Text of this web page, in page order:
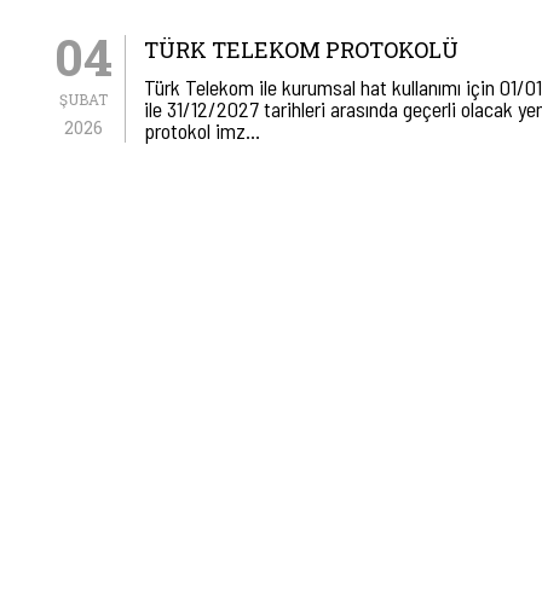
04
ŞUBAT
2026
TÜRK TELEKOM PROTOKOLÜ
Türk Telekom ile kurumsal hat kullanımı için 01/
ile 31/12/2027 tarihleri arasında geçerli olacak
protokol imz…